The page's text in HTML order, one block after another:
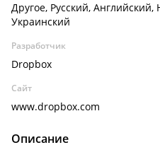
Другое, Русский,
Украинский
Разработчик
Dropbox
Сайт
www.dropbox.com
Описание